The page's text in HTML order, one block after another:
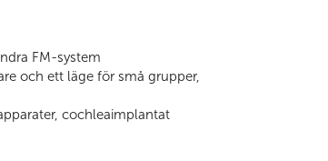
FM-system
och ett läge för små grupper,
cochleaimplantat